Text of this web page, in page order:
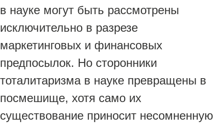
в науке могут быть рассмотрены
исключительно в разрезе
маркетинговых и финансовых
предпосылок. Но сторонники
тоталитаризма в науке превращены в
посмешище, хотя само их
существование приносит несомненную